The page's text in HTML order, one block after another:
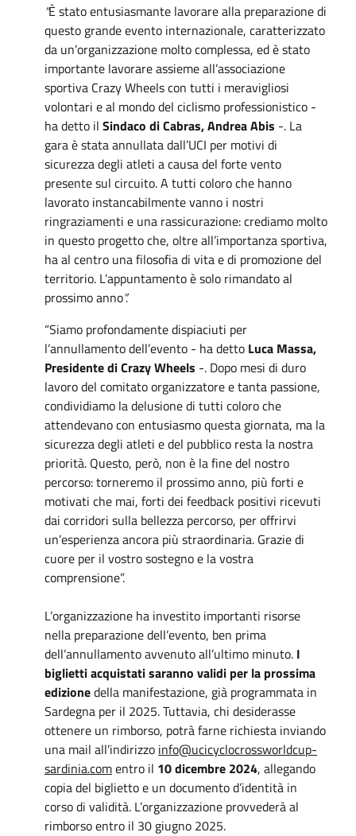
“È stato entusiasmante lavorare alla preparazione di
questo grande evento internazionale, caratterizzato
da un’organizzazione molto complessa, ed è stato
importante lavorare assieme all’associazione
sportiva Crazy Wheels con tutti i meravigliosi
volontari e al mondo del ciclismo professionistico -
ha detto il Sindaco di Cabras, Andrea Abis -. La
gara è stata annullata dall’UCI per motivi di
sicurezza degli atleti a causa del forte vento
presente sul circuito. A tutti coloro che hanno
lavorato instancabilmente vanno i nostri
ringraziamenti e una rassicurazione: crediamo molto
in questo progetto che, oltre all’importanza sportiva,
ha al centro una filosofia di vita e di promozione del
territorio. L’appuntamento è solo rimandato al
prossimo anno”.
“Siamo profondamente dispiaciuti per
l’annullamento dell’evento - ha detto Luca Massa,
Presidente di Crazy Wheels -. Dopo mesi di duro
lavoro del comitato organizzatore e tanta passione,
condividiamo la delusione di tutti coloro che
attendevano con entusiasmo questa giornata, ma la
sicurezza degli atleti e del pubblico resta la nostra
priorità. Questo, però, non è la fine del nostro
percorso: torneremo il prossimo anno, più forti e
motivati che mai, forti dei feedback positivi ricevuti
dai corridori sulla bellezza percorso, per offrirvi
un’esperienza ancora più straordinaria. Grazie di
cuore per il vostro sostegno e la vostra
comprensione”.
L’organizzazione ha investito importanti risorse
nella preparazione dell’evento, ben prima
dell’annullamento avvenuto all’ultimo minuto. I
biglietti acquistati saranno validi per la prossima
edizionedella manifestazione, già programmata in
Sardegna per il 2025. Tuttavia, chi desiderasse
ottenere un rimborso, potrà farne richiesta inviando
una mail all’indirizzo info@ucicyclocrossworldcup-
sardinia.comentro il 10 dicembre 2024, allegando
copia del biglietto e un documento d’identità in
corso di validità. L’organizzazione provvederà al
rimborso entro il 30 giugno 2025.